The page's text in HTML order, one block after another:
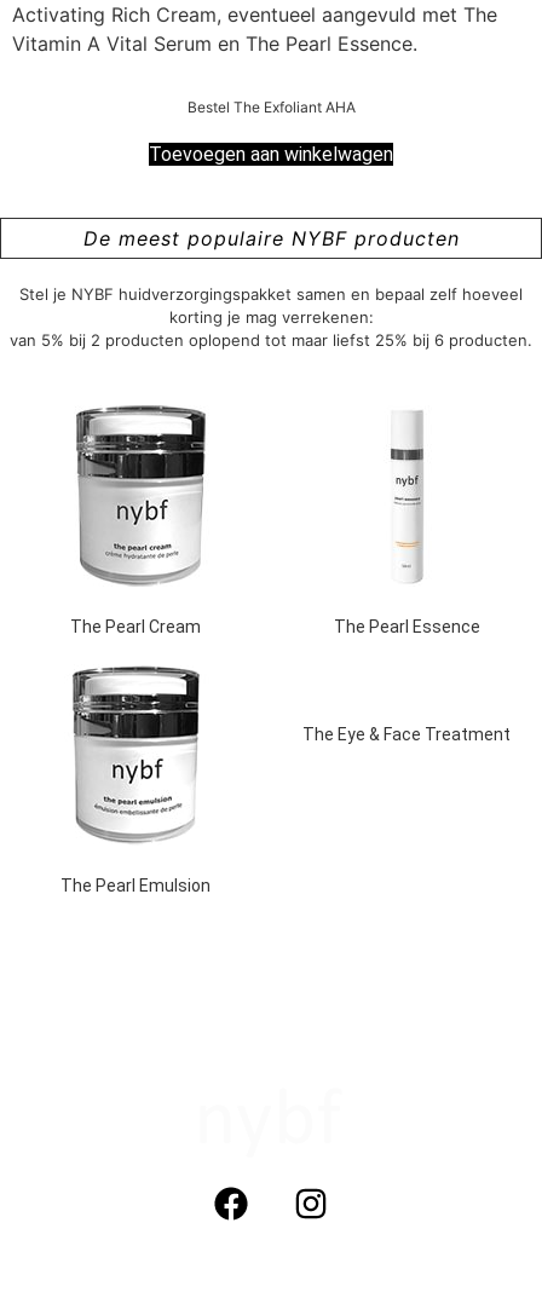
Activating Rich Cream, eventueel aangevuld met The
Vitamin A Vital Serum en The Pearl Essence.
Bestel The Exfoliant AHA
Toevoegen aan winkelwagen
De meest populaire NYBF producten
Stel je NYBF huidverzorgingspakket samen en bepaal zelf hoeveel
korting je mag verrekenen:
van 5% bij 2 producten oplopend tot maar liefst 25% bij 6 producten.
The Pearl Cream The Pearl Essence
The Pearl Emulsion
The Eye & Face Treatment